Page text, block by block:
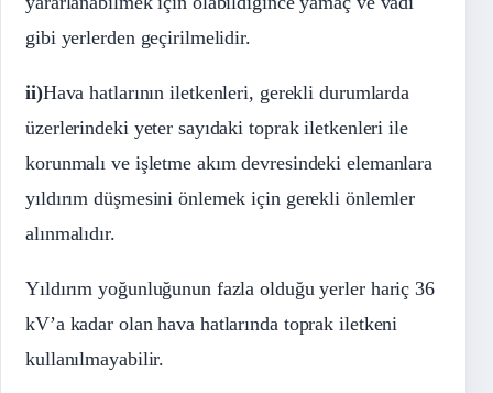
gibi yerlerden geçirilmelidir.
ii)Hava hatlarının iletkenleri, gerekli durumlarda
üzerlerindeki yeter sayıdaki toprak iletkenleri ile
korunmalı ve işletme akım devresindeki elemanlara
yıldırım düşmesini önlemek için gerekli önlemler
alınmalıdır.
Yıldırım yoğunluğunun fazla olduğu yerler hariç 36
kV’a kadar olan hava hatlarında toprak iletkeni
kullanılmayabilir.